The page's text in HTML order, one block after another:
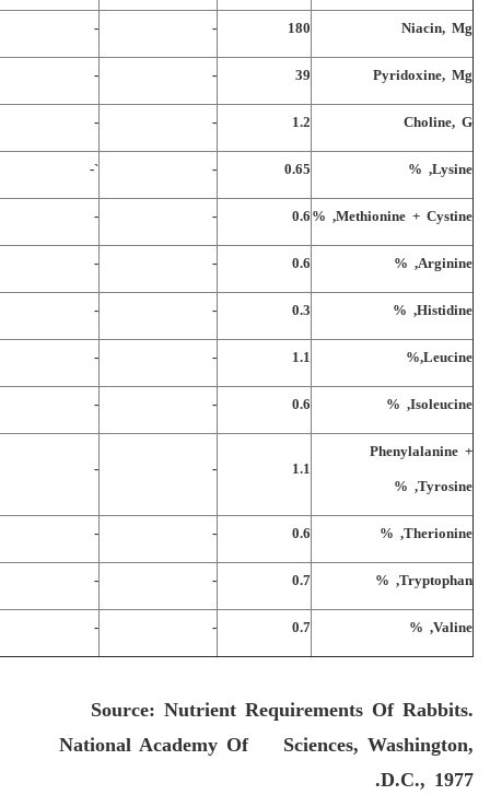
Niacin, Mg
180
-
-
Pyridoxine, Mg
39
-
-
Choline, G
1.2
-
-
Lysine, %
0.65
-
`-
Methionine + Cystine, %
0.6
-
-
Arginine, %
0.6
-
-
Histidine, %
0.3
-
-
Leucine,%
1.1
-
-
Isoleucine, %
0.6
-
-
Phenylalanine +
Tyrosine, %
1.1
-
-
Therionine, %
0.6
-
-
Tryptophan, %
0.7
-
-
Valine, %
0.7
-
-
Source: Nutrient Requirements Of Rabbits.
National Academy Of Sciences, Washington,
D.C., 1977.